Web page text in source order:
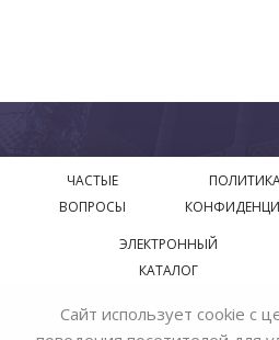
ЧАСТЫЕ
ВОПРОСЫ
ЭЛЕКТРОННЫЙ
КАТАЛОГ
© 2018—2026 Официальный сайт
Сайт использует cookie с